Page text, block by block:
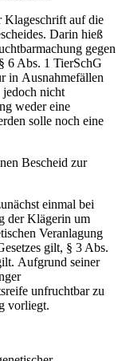
Klageschrift auf die
Darin hieß
gegen
6 Abs. 1 TierSchG
in Ausnahmefällen
jedoch nicht
weder eine
solle noch eine
Bescheid zur
einmal bei
der Klägerin um
Veranlagung
gilt, § 3 Abs.
Aufgrund seiner
unfruchtbar zu
vorliegt.